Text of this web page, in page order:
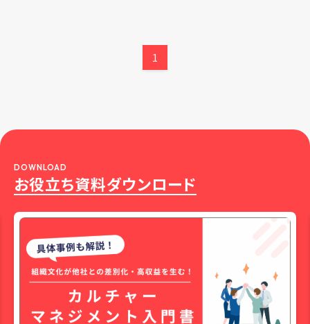
1
お役立ち資料ダウンロード
DOWNLOAD